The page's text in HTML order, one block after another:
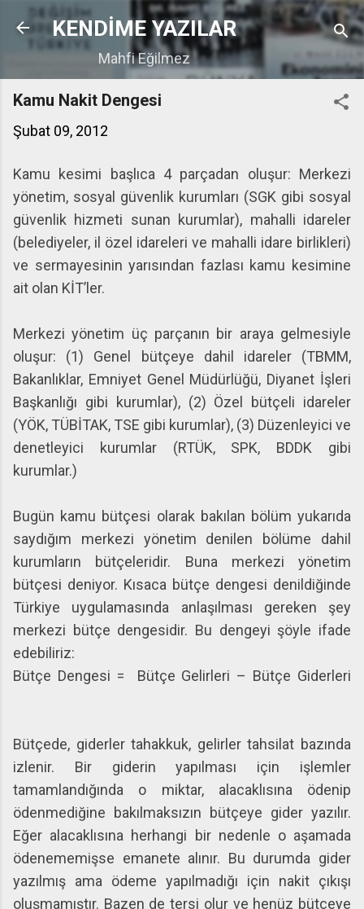
Ana içeriğe atla
KENDİME YAZILAR
Mahfi Eğilmez
Kamu Nakit Dengesi
Şubat 09, 2012
Kamu kesimi başlıca 4 parçadan oluşur: Merkezi
yönetim, sosyal güvenlik kurumları (SGK gibi sosyal
güvenlik hizmeti sunan kurumlar), mahalli idareler
(belediyeler, il özel idareleri ve mahalli idare birlikleri)
ve sermayesinin yarısından fazlası kamu kesimine
ait olan KİT’ler.
Merkezi yönetim üç parçanın bir araya gelmesiyle
oluşur: (1) Genel bütçeye dahil idareler (TBMM,
Bakanlıklar, Emniyet Genel Müdürlüğü, Diyanet İşleri
Başkanlığı gibi kurumlar), (2) Özel bütçeli idareler
(YÖK, TÜBİTAK, TSE gibi kurumlar), (3) Düzenleyici ve
denetleyici kurumlar (RTÜK, SPK, BDDK gibi
kurumlar.)
Bugün kamu bütçesi olarak bakılan bölüm yukarıda
saydığım merkezi yönetim denilen bölüme dahil
kurumların bütçeleridir. Buna merkezi yönetim
bütçesi deniyor. Kısaca bütçe dengesi denildiğinde
Türkiye uygulamasında anlaşılması gereken şey
merkezi bütçe dengesidir. Bu dengeyi şöyle ifade
edebiliriz:
Bütçe Dengesi = Bütçe Gelirleri – Bütçe Giderleri
Bütçede, giderler tahakkuk, gelirler tahsilat bazında
izlenir. Bir giderin yapılması için işlemler
tamamlandığında o miktar, alacaklısına ödenip
ödenmediğine bakılmaksızın bütçeye gider yazılır.
Eğer alacaklısına herhangi bir nedenle o aşamada
ödenememişse emanete alınır. Bu durumda gider
yazılmış ama ödeme yapılmadığı için nakit çıkışı
oluşmamıştır. Bazen de tersi olur ve henüz bütçeye